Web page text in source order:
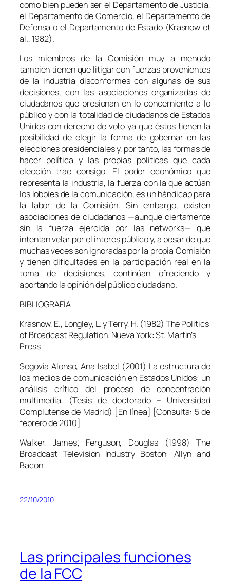
como bien pueden ser el Departamento de Justicia,
el Departamento de Comercio, el Departamento de
Defensa o el Departamento de Estado (Krasnow et
al., 1982).
Los miembros de la Comisión muy a menudo
también tienen que litigar con fuerzas provenientes
de la industria disconformes con algunas de sus
decisiones, con las asociaciones organizadas de
ciudadanos que presionan en lo concerniente a lo
público y con la totalidad de ciudadanos de Estados
Unidos con derecho de voto ya que éstos tienen la
posibilidad de elegir la forma de gobernar en las
elecciones presidenciales y, por tanto, las formas de
hacer política y las propias políticas que cada
elección trae consigo. El poder económico que
representa la industria, la fuerza con la que actúan
los lobbiesde la comunicación, es un hándicap para
la labor de la Comisión. Sin embargo, existen
asociaciones de ciudadanos —aunque ciertamente
sin la fuerza ejercida por las networks— que
intentan velar por el interés público y, a pesar de que
muchas veces son ignoradas por la propia Comisión
y tienen dificultades en la participación real en la
toma de decisiones, continúan ofreciendo y
aportando la opinión del público ciudadano.
BIBLIOGRAFÍA
Krasnow, E., Longley, L. y Terry, H. (1982) The Politics
of Broadcast Regulation. Nueva York: St. Martin’s
Press
Segovia Alonso, Ana Isabel (2001) La estructura de
los medios de comunicación en Estados Unidos: un
análisis crítico del proceso de concentración
multimedia. (Tesis de doctorado – Universidad
Complutense de Madrid) [En línea] [Consulta: 5 de
febrero de 2010]
Walker, James; Ferguson, Douglas (1998)The
Broadcast Television IndustryBoston: Allyn and
Bacon
22/10/2010
Las principales funciones
de la FCC